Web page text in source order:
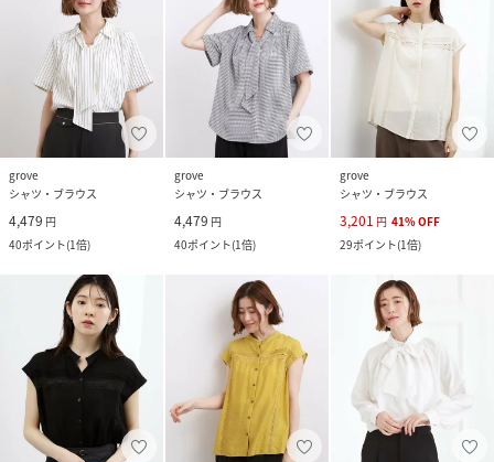
grove
シャツ・ブラウス
4,479 円
40ポイント(1倍)
grove
シャツ・ブラウス
4,479 円
40ポイント(1倍)
grove
シャツ・ブラウス
3,201 円 41%OFF
29ポイント(1倍)